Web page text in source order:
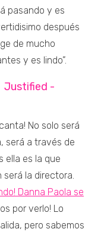
pasando y es
después
de mucho
y es lindo”.
Justified -
No solo será
será a través de
ella es la que
la directora.
Danna Paola se
por verlo! Lo
pero sabemos